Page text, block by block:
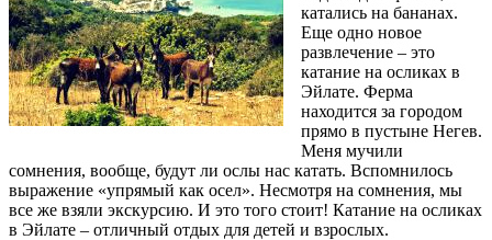
катались на бананах.
Еще одно новое
развлечение – это
катание на осликах в
Эйлате. Ферма
находится за городом
прямо в пустыне Негев.
Меня мучили
сомнения, вообще, будут ли ослы нас катать. Вспомнилось
выражение «упрямый как осел». Несмотря на сомнения, мы
все же взяли экскурсию. И это того стоит! Катание на осликах
в Эйлате – отличный отдых для детей и взрослых.